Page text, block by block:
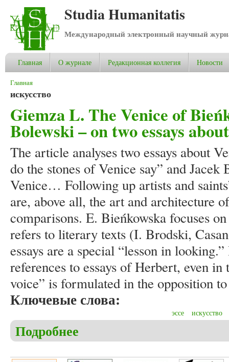
Studia Humanitatis
Международный электронный научный
Главная О журнале Редакционная коллегия Новости
Вы здесь
Главная
искусство
Giemza L. The Venice of
Bolewski – on two essays
The article analyses two essays about
do the stones of Venice say” and Jacek
Venice… Following up artists and
are, above all, the art and architecture
comparisons. E. Bieńkowska focuses
refers to literary texts (I. Brodski,
essays are a special “lesson in
references to essays of Herbert, even
voice” is formulated in the opposition
Ключевые слова:
эссе искусство
Подробнее